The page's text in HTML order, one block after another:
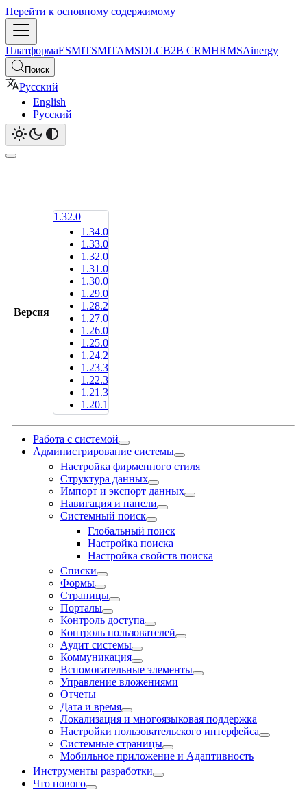
Перейти к основному содержимому
ПлатформаESMITSMITAMSDLCB2B CRMHRMSAinergy
Поиск
Русский
English
Русский
Версия
1.32.0
1.34.0
1.33.0
1.32.0
1.31.0
1.30.0
1.29.0
1.28.2
1.27.0
1.26.0
1.25.0
1.24.2
1.23.3
1.22.3
1.21.3
1.20.1
Работа с системой
Администрирование системы
Настройка фирменного стиля
Структура данных
Импорт и экспорт данных
Навигация и панели
Системный поиск
Глобальный поиск
Настройка поиска
Настройка свойств поиска
Списки
Формы
Страницы
Порталы
Контроль доступа
Контроль пользователей
Аудит системы
Коммуникация
Вспомогательные элементы
Управление вложениями
Отчеты
Дата и время
Локализация и многоязыковая поддержка
Настройки пользовательского интерфейса
Системные страницы
Мобильное приложение и Адаптивность
Инструменты разработки
Что нового